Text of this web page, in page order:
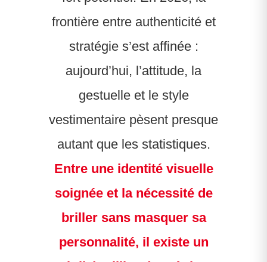
frontière entre authenticité et
stratégie s’est affinée :
aujourd’hui, l’attitude, la
gestuelle et le style
vestimentaire pèsent presque
autant que les statistiques.
Entre une identité visuelle
soignée et la nécessité de
briller sans masquer sa
personnalité, il existe un